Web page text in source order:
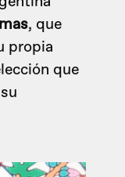
, que
propia
que